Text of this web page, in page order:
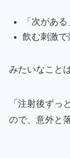
「次があ
飲む刺激で
みたいなこと
「注射後ず
ので、意外と